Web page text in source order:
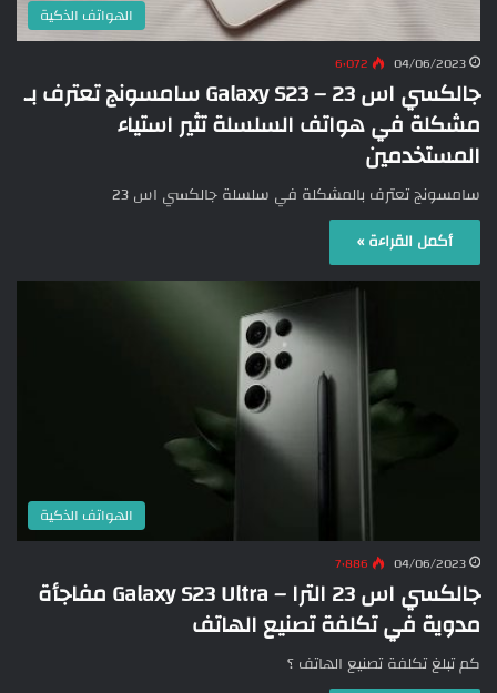
الهواتف الذكية
04/06/2023 6٬072
جالكسي اس 23 – Galaxy S23 سامسونج تعترف بـ
مشكلة في هواتف السلسلة تثير استياء
المستخدمين
سامسونج تعترف بالمشكلة في سلسلة جالكسي اس 23
أكمل القراءة »
الهواتف الذكية
04/06/2023 7٬886
جالكسي اس 23 الترا – Galaxy S23 Ultra مفاجأة
مدوية في تكلفة تصنيع الهاتف
كم تبلغ تكلفة تصنيع الهاتف ؟